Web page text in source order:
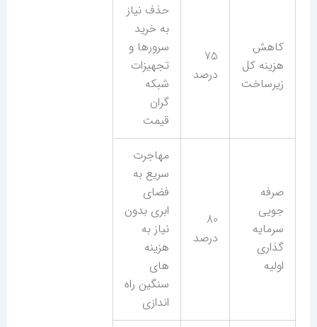
کاهش
هزینه کل
زیرساخت
75
درصد
حذف نیاز
به خرید
سرورها و
تجهیزات
شبکه
گران
قیمت
صرفه
جویی
سرمایه
گذاری
اولیه
80
درصد
مهاجرت
سریع به
فضای
ابری بدون
نیاز به
هزینه
های
سنگین راه
اندازی